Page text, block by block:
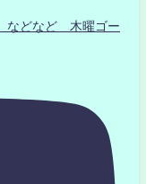
などなど 木曜ゴー